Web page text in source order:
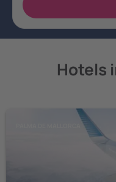
Hotels